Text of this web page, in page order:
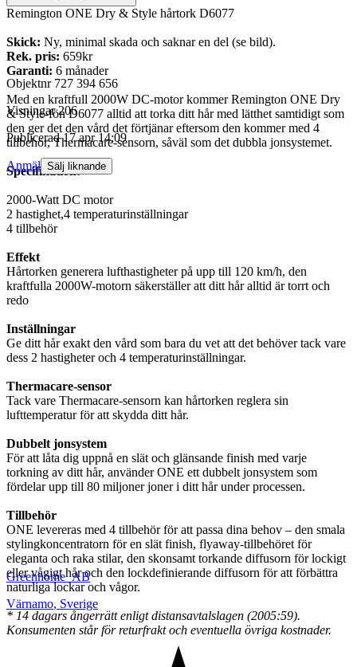
Remington ONE Dry & Style hårtork D6077
Skick: Ny, minimal skada och saknar en del (se bild).
Rek. pris: 659kr
Garanti: 6 månader
Med en kraftfull 2000W DC-motor kommer Remington ONE Dry
& Style-fön D6077 alltid att torka ditt hår med lätthet samtidigt som
den ger det den vård det förtjänar eftersom den kommer med 4
tillbehör, Thermacare-sensorn, såväl som det dubbla jonsystemet.
Specifikation:
2000-Watt DC motor
2 hastighet,4 temperaturinställningar
4 tillbehör
Effekt
Hårtorken generera lufthastigheter på upp till 120 km/h, den
kraftfulla 2000W-motorn säkerställer att ditt hår alltid är torrt och
redo
Inställningar
Ge ditt hår exakt den vård som bara du vet att det behöver tack vare
dess 2 hastigheter och 4 temperaturinställningar.
Thermacare-sensor
Tack vare Thermacare-sensorn kan hårtorken reglera sin
lufttemperatur för att skydda ditt hår.
Dubbelt jonsystem
För att låta dig uppnå en slät och glänsande finish med varje
torkning av ditt hår, använder ONE ett dubbelt jonsystem som
fördelar upp till 80 miljoner joner i ditt hår under processen.
Tillbehör
ONE levereras med 4 tillbehör för att passa dina behov – den smala
stylingkoncentratorn för en slät finish, flyaway-tillbehöret för
eleganta och raka stilar, den skonsamt torkande diffusorn för lockigt
eller vågigt hår och den lockdefinierande diffusorn för att förbättra
naturliga lockar och vågor.
* 14 dagars ångerrätt enligt distansavtalslagen (2005:59).
Konsumenten står för returfrakt och eventuella övriga kostnader.
Objektnr 727 394 656
Visningar 206
Publicerad 17 apr 14:09
Anmäl Sälj liknande
Greenhome_AB
Värnamo, Sverige